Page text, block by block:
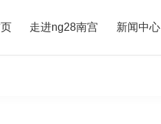
走进ng28南宫 新闻中心